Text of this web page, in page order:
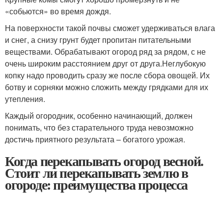
«собьются» во время дождя.
На поверхности такой почвы сможет удерживаться влага
и снег, а снизу грунт будет пропитан питательными
веществами. Обрабатывают огород ряд за рядом, с не
очень широким расстоянием друг от друга.Неглубокую
копку надо проводить сразу же после сбора овощей. Их
ботву и сорняки можно сложить между грядками для их
утепления.
Каждый огородник, особенно начинающий, должен
понимать, что без старательного труда невозможно
достичь приятного результата – богатого урожая.
Когда перекапывать огород весной.
Стоит ли перекапывать землю в
огороде: преимущества процесса